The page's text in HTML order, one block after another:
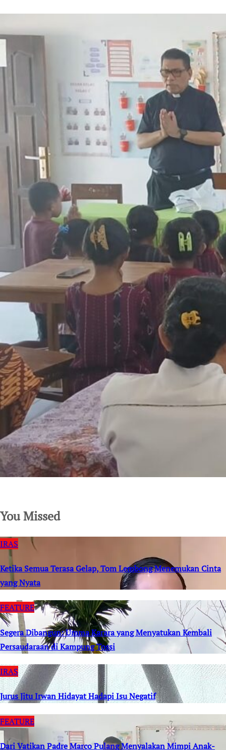
You Missed
IRAS
Ketika Semua Terasa Gelap, Tom Lembong Menemukan Cinta
yang Nyata
FEATURE
Segera Dibangun: Umma Karara yang Menyatukan Kembali
Persaudaraan di Kampung Tossi
IRAS
Jurus Jitu Irwan Hidayat Hadapi Isu Negatif
FEATURE
Dari Vatikan Padre Marco Pulang Menyalakan Mimpi Anak-